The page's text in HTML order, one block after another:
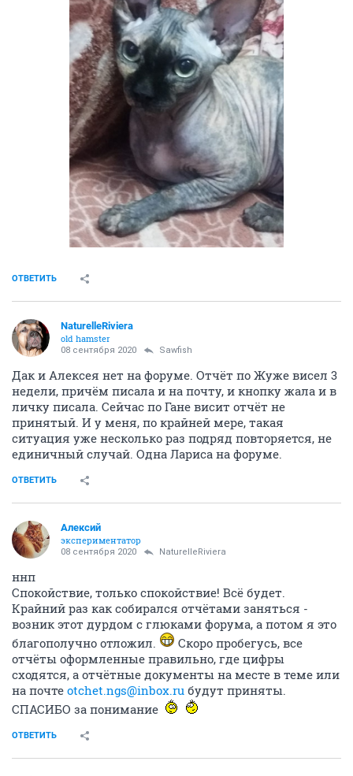
ОТВЕТИТЬ
NaturelleRiviera
old hamster
08 сентября 2020 Sawfish
Дак и Алексея нет на форуме. Отчёт по Жуже висел 3
недели, причём писала и на почту, и кнопку жала и в
личку писала. Сейчас по Гане висит отчёт не
принятый. И у меня, по крайней мере, такая
ситуация уже несколько раз подряд повторяется, не
единичный случай. Одна Лариса на форуме.
ОТВЕТИТЬ
Алексий
экспериментатор
08 сентября 2020 NaturelleRiviera
ннп
Спокойствие, только спокойствие! Всё будет.
Крайний раз как собирался отчётами заняться -
возник этот дурдом с глюками форума, а потом я это
благополучно отложил.
Скоро пробегусь, все
отчёты оформленные правильно, где цифры
сходятся, а отчётные документы на месте в теме или
на почте otchet.ngs@inbox.ru будут приняты.
СПАСИБО за понимание
ОТВЕТИТЬ